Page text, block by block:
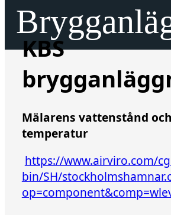
KBS
Mälarens vattenstånd och
temperatur
https://www.airviro.com/
bin/SH/